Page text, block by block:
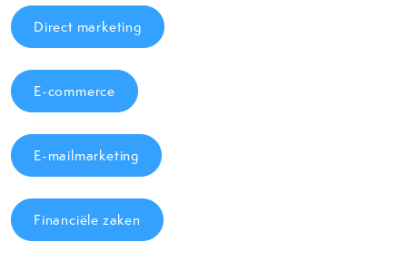
Direct marketing
E-commerce
E-mailmarketing
Financiële zaken